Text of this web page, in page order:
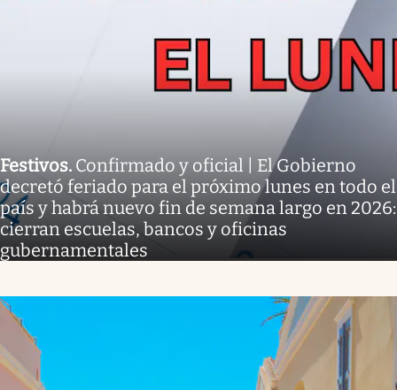
Festivos. Confirmado y oficial | El Gobierno
decretó feriado para el próximo lunes en todo el
país y habrá nuevo fin de semana largo en 2026:
cierran escuelas, bancos y oficinas
gubernamentales